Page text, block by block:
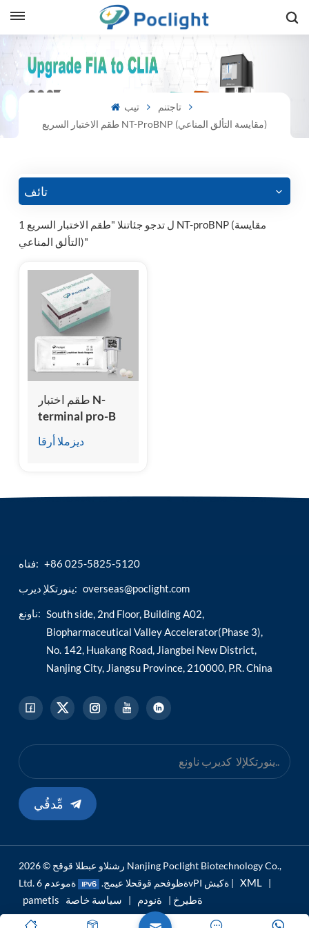
تيب
تاجتنم
طقم الاختبار السريع NT-ProBNP (مقايسة التألق المناعي)
تائف
1 ل تدجو جئاتنلا "طقم الاختبار السريع NT-proBNP (مقايسة
التألق المناعي)"
طقم اختبار N-
terminal pro-B
من النوع
Natriuretic
(المقايسة المناعية
ديزملا أرقا
فتاه: +86 025-5825-5120
ينورتكلإ ديرب: overseas@poclight.com
ناونع: South side, 2nd Floor, Building A02,
Biopharmaceutical Valley Accelerator(Phase 3),
No. 142, Huakang Road, Jiangbei New District,
Nanjing City, Jiangsu Province, 210000, P.R. China
مِّدقُي
رشنلاو عبطلا قوقح © 2026 Nanjing Poclight Biotechnology Co.,
Ltd. ةظوفحم قوقحلا عيمج.
ةموعدم 6vPI ةكبش | XML |
pametis ةطيرخ | ةنودم | سياسة خاصة